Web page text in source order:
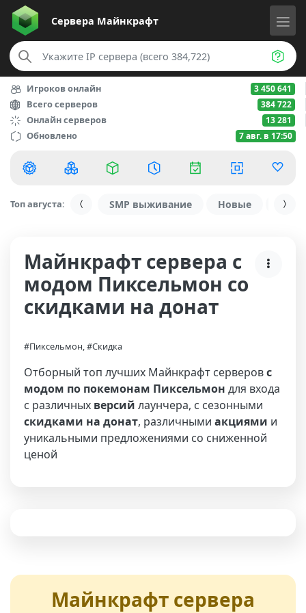
Сервера Майнкрафт
Игроков онлайн 3 450 641
Всего серверов 384 722
Онлайн серверов 13 281
Обновлено 7 авг. в 17:50
Топ августа: SMP выживание Новые С
Майнкрафт сервера с
модом Пиксельмон со
скидками на донат
#Пиксельмон, #Скидка
Отборный топ лучших Майнкрафт серверовс
модом по покемонам Пиксельмон для входа
с различных версий лаунчера, с сезонными
скидками на донат, различными акциями и
уникальными предложениями со сниженной
ценой
Майнкрафт сервера